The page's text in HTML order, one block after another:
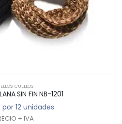
,CUELLOS
SIN FIN NB-1201
12 unidades
+ IVA